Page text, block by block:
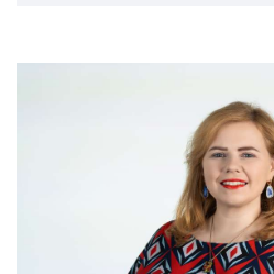
Enerģētikas politika, ilgtspēja,